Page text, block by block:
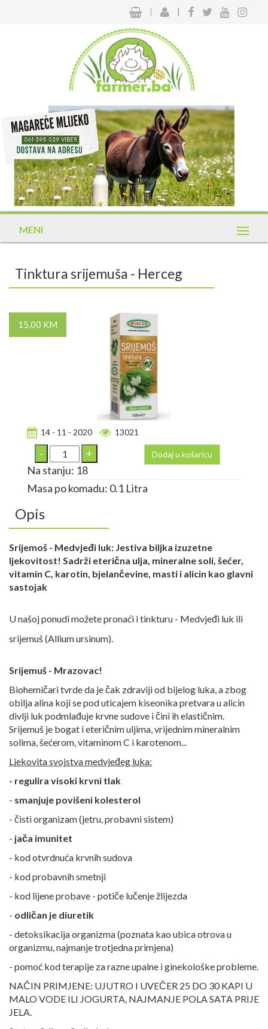
| |
MENI
Tinktura srijemuša - Herceg
15,00 KM
14 - 11 - 2020 13021
Dodaj u košaricu
Na stanju: 18
Masa po komadu: 0.1 Litra
Opis
Srijemoš - Medvjeđi luk: Jestiva biljka izuzetne
ljekovitost! Sadrži eterična ulja, mineralne soli, šećer,
vitamin C, karotin, bjelančevine, masti i alicin kao glavni
sastojak
U našoj ponudi možete pronaći i tinkturu - Medvjeđi luk ili
srijemuš (Allium ursinum).
Srijemuš - Mrazovac!
Biohemičari tvrde da je čak zdraviji od bijelog luka, a zbog
obilja alina koji se pod uticajem kiseonika pretvara u alicin
divlji luk podmlađuje krvne sudove i čini ih elastičnim.
Srijemuš je bogat i eteričnim uljima, vrijednim mineralnim
solima, šećerom, vitaminom C i karotenom...
Ljekovita svojstva medvjeđeg luka:
- regulira visoki krvni tlak
- smanjuje povišeni kolesterol
- čisti organizam (jetru, probavni sistem)
- jača imunitet
- kod otvrdnuća krvnih sudova
- kod probavnih smetnji
- kod lijene probave - potiče lučenje žlijezda
- odličan je diuretik
- detoksikacija organizma (poznata kao ubica otrova u
organizmu, najmanje trotjedna primjena)
- pomoć kod terapije za razne upalne i ginekološke probleme.
NAČIN PRIMJENE: UJUTRO I UVEČER 25 DO 30 KAPI U
MALO VODE ILI JOGURTA, NAJMANJE POLA SATA PRIJE
JELA.